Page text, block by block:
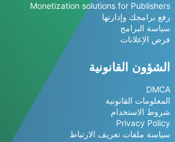
Monetization solutions for Publishers
رفع برامجك وإدارتها
سياسة البرامج
فرص الإعلانات
الشؤون القانونية
DMCA
المعلومات القانونية
شروط الاستخدام
Privacy Policy
سياسة ملفات تعريف الارتباط